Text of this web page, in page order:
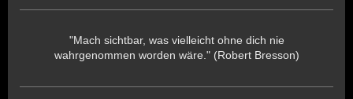
"Mach sichtbar, was vielleicht ohne dich nie
wahrgenommen worden wäre." (Robert Bresson)